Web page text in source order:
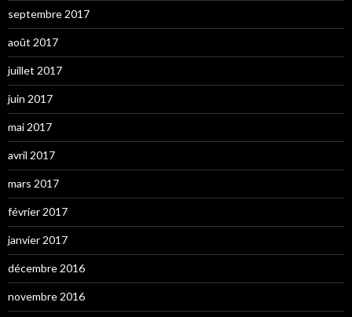
septembre 2017
août 2017
juillet 2017
juin 2017
mai 2017
avril 2017
mars 2017
février 2017
janvier 2017
décembre 2016
novembre 2016